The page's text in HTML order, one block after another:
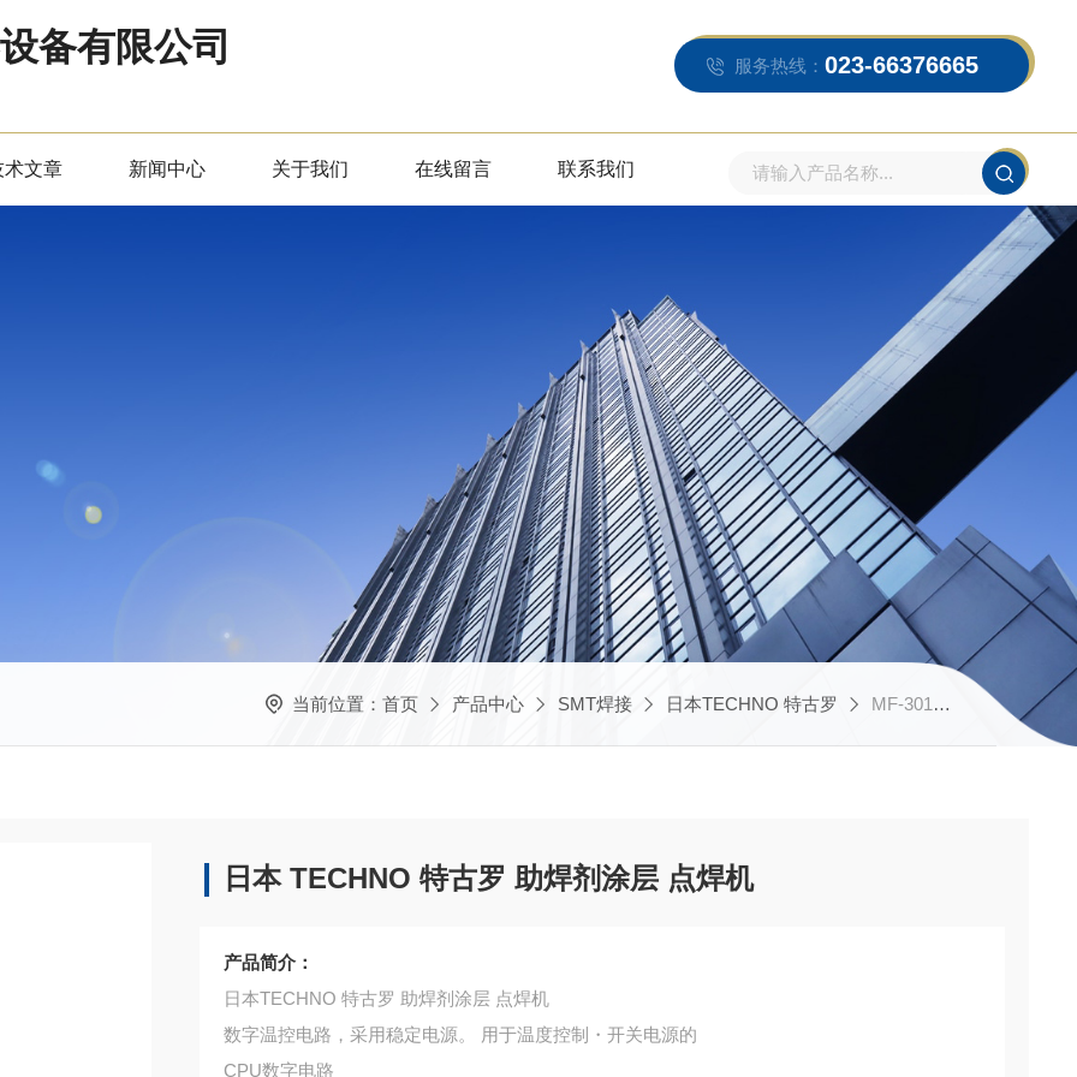
备有限公司 服务热线： 023-66376665
术文章 新闻中心 关于我们 在线留言 联系我们
当前位置： 首页 产品中心 SMT焊接 日本TECHNO 特古罗 MF-301日本 TECHNO 特古罗 助焊剂涂层 点焊机
日本 TECHNO 特古罗 助焊剂涂层 点焊机
产品简介：
日本TECHNO 特古罗 助焊剂涂层 点焊机
数字温控电路，采用稳定电源。 用于温度控制・开关电源的
CPU数字电路